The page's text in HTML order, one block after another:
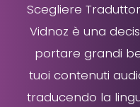
Scegliere
Vidnoz è una
portare grandi
tuoi contenuti
traducendo la